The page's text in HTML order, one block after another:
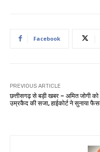
Facebook
PREVIOUS ARTICLE
छत्तीसगढ़ से बड़ी खबर – अमित जोगी को
उम्रकैद की सजा, हाईकोर्ट ने सुनाया